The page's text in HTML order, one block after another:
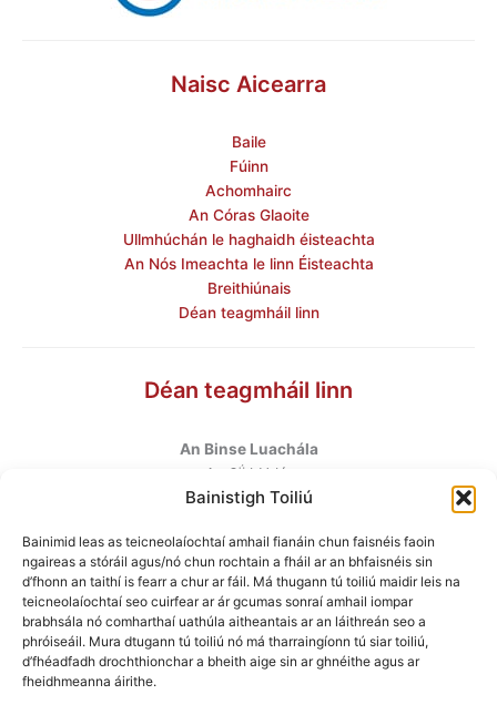
Bainistigh Toiliú
Bainimid leas as teicneolaíochtaí amhail fianáin chun faisnéis faoin
ngaireas a stóráil agus/nó chun rochtain a fháil ar an bhfaisnéis sin
d’fhonn an taithí is fearr a chur ar fáil. Má thugann tú toiliú maidir leis na
teicneolaíochtaí seo cuirfear ar ár gcumas sonraí amhail iompar
brabhsála nó comharthaí uathúla aitheantais ar an láithreán seo a
phróiseáil. Mura dtugann tú toiliú nó má tharraingíonn tú siar toiliú,
d’fhéadfadh drochthionchar a bheith aige sin ar ghnéithe agus ar
fheidhmeanna áirithe.
Naisc Aicearra
Baile
Fúinn
Achomhairc
An Córas Glaoite
Ullmhúchán le haghaidh éisteachta
An Nós Imeachta le linn Éisteachta
Breithiúnais
Déan teagmháil linn
Déan teagmháil linn
An Binse Luachála
An 6úhUrlár
Halla Mhargadh na Feirme
Baile Átha Cliath 7
D07 AEF4
Teileafón: +353 1 6760130
Ríomhphost:info@valuationtribunal.ie